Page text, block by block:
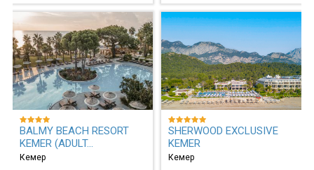
BALMY BEACH RESORT
KEMER (ADULT...
Кемер
SHERWOOD EXCLUSIVE
KEMER
Кемер